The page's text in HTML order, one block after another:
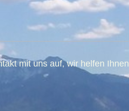
mit uns auf, wir helfen Ihnen